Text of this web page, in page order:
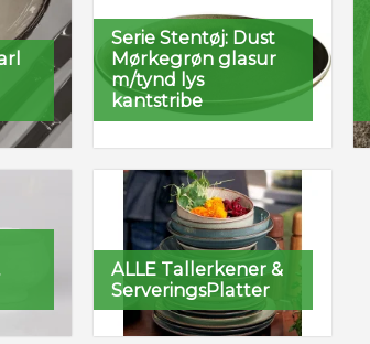
Serie Stentøj: Dust
Mørkegrøn glasur
m/tynd lys
kantstribe
ALLE Tallerkener &
ServeringsPlatter